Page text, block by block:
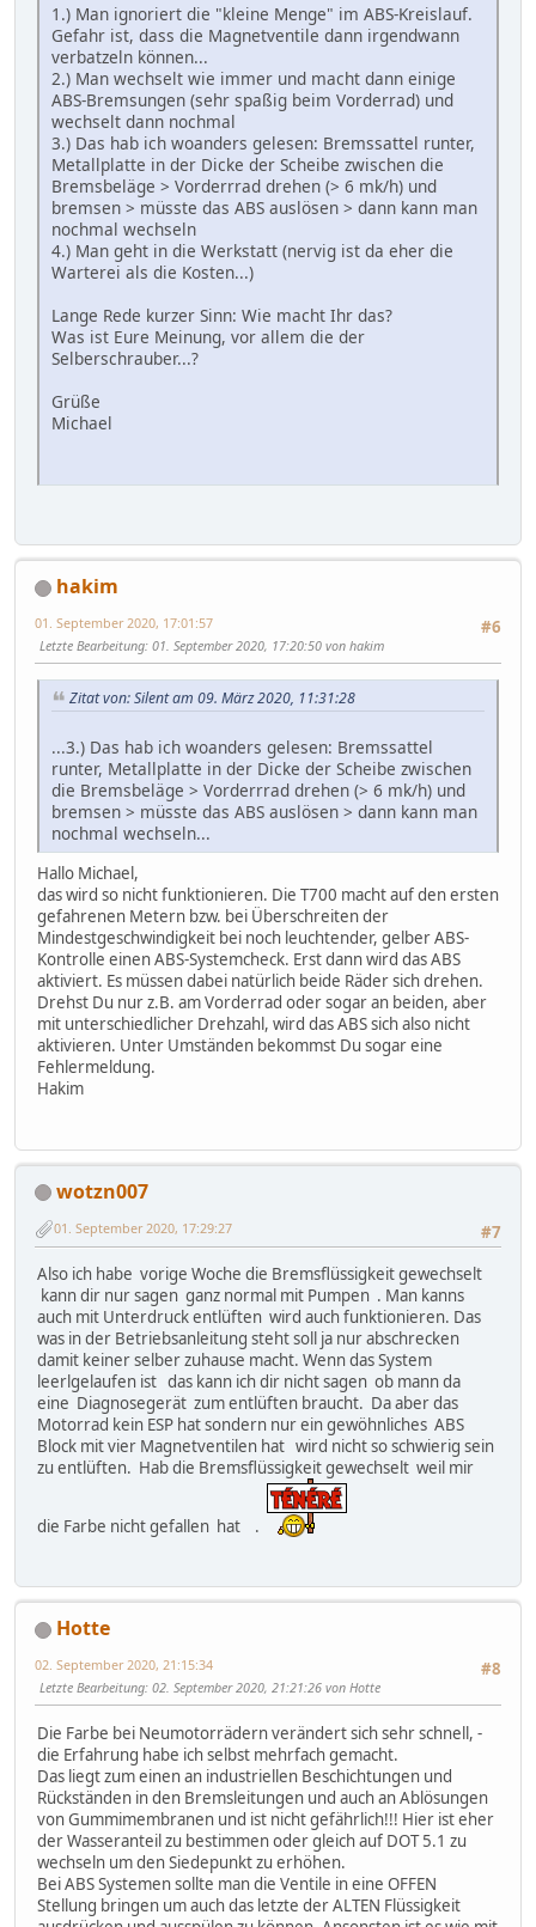
1.) Man ignoriert die "kleine Menge" im ABS-Kreislauf.
Gefahr ist, dass die Magnetventile dann irgendwann
verbatzeln können...
2.) Man wechselt wie immer und macht dann einige
ABS-Bremsungen (sehr spaßig beim Vorderrad) und
wechselt dann nochmal
3.) Das hab ich woanders gelesen: Bremssattel runter,
Metallplatte in der Dicke der Scheibe zwischen die
Bremsbeläge > Vorderrrad drehen (> 6 mk/h) und
bremsen > müsste das ABS auslösen > dann kann man
nochmal wechseln
4.) Man geht in die Werkstatt (nervig ist da eher die
Warterei als die Kosten...)
Lange Rede kurzer Sinn: Wie macht Ihr das?
Was ist Eure Meinung, vor allem die der
Selberschrauber...?
Grüße
Michael
hakim
#6
01. September 2020, 17:01:57
Letzte Bearbeitung: 01. September 2020, 17:20:50 von hakim
Zitat von: Silent am 09. März 2020, 11:31:28
...3.) Das hab ich woanders gelesen: Bremssattel
runter, Metallplatte in der Dicke der Scheibe zwischen
die Bremsbeläge > Vorderrrad drehen (> 6 mk/h) und
bremsen > müsste das ABS auslösen > dann kann man
nochmal wechseln...
Hallo Michael,
das wird so nicht funktionieren. Die T700 macht auf den ersten
gefahrenen Metern bzw. bei Überschreiten der
Mindestgeschwindigkeit bei noch leuchtender, gelber ABS-
Kontrolle einen ABS-Systemcheck. Erst dann wird das ABS
aktiviert. Es müssen dabei natürlich beide Räder sich drehen.
Drehst Du nur z.B. am Vorderrad oder sogar an beiden, aber
mit unterschiedlicher Drehzahl, wird das ABS sich also nicht
aktivieren. Unter Umständen bekommst Du sogar eine
Fehlermeldung.
Hakim
wotzn007
#7
01. September 2020, 17:29:27
Also ich habe vorige Woche die Bremsflüssigkeit gewechselt
kann dir nur sagen ganz normal mit Pumpen . Man kanns
auch mit Unterdruck entlüften wird auch funktionieren. Das
was in der Betriebsanleitung steht soll ja nur abschrecken
damit keiner selber zuhause macht. Wenn das System
leerlgelaufen ist das kann ich dir nicht sagen ob mann da
eine Diagnosegerät zum entlüften braucht. Da aber das
Motorrad kein ESP hat sondern nur ein gewöhnliches ABS
Block mit vier Magnetventilen hat wird nicht so schwierig sein
zu entlüften. Hab die Bremsflüssigkeit gewechselt weil mir
die Farbe nicht gefallen hat .
Hotte
#8
02. September 2020, 21:15:34
Letzte Bearbeitung: 02. September 2020, 21:21:26 von Hotte
Die Farbe bei Neumotorrädern verändert sich sehr schnell, -
die Erfahrung habe ich selbst mehrfach gemacht.
Das liegt zum einen an industriellen Beschichtungen und
Rückständen in den Bremsleitungen und auch an Ablösungen
von Gummimembranen und ist nicht gefährlich!!! Hier ist eher
der Wasseranteil zu bestimmen oder gleich auf DOT 5.1 zu
wechseln um den Siedepunkt zu erhöhen.
Bei ABS Systemen sollte man die Ventile in eine OFFEN
Stellung bringen um auch das letzte der ALTEN Flüssigkeit